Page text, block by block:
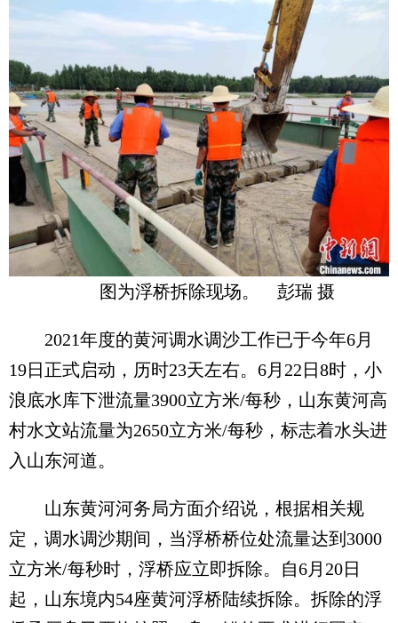
图为浮桥拆除现场。 彭瑞 摄
2021年度的黄河调水调沙工作已于今年6月
19日正式启动，历时23天左右。6月22日8时，小
浪底水库下泄流量3900立方米/每秒，山东黄河高
村水文站流量为2650立方米/每秒，标志着水头进
入山东河道。
山东黄河河务局方面介绍说，根据相关规
定，调水调沙期间，当浮桥桥位处流量达到3000
立方米/每秒时，浮桥应立即拆除。自6月20日
起，山东境内54座黄河浮桥陆续拆除。拆除的浮